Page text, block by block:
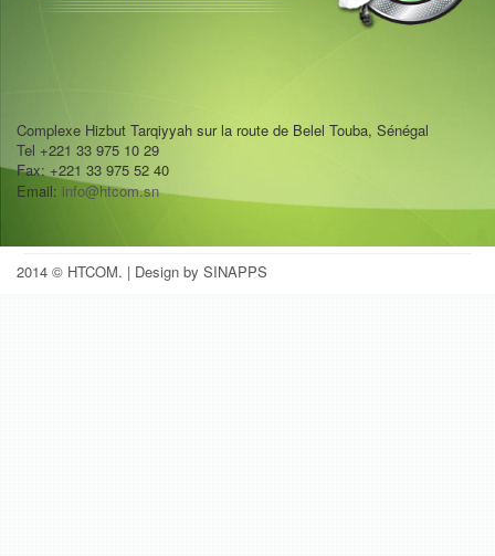
Complexe Hizbut Tarqiyyah sur la route de Belel Touba, Sénégal
Tel +221 33 975 10 29
Fax: +221 33 975 52 40
Email: info@htcom.sn
2014 © HTCOM. | Design by SINAPPS